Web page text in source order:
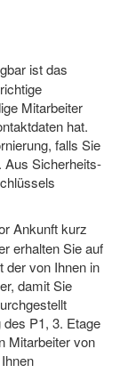
ist das
Mitarbeiter
hat.
falls Sie
Aus Sicherheits-
Ankunft kurz
erhalten Sie auf
der von Ihnen in
damit Sie
P1, 3. Etage
Mitarbeiter von